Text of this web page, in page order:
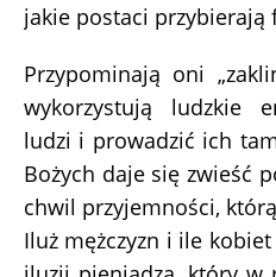
jakie postaci przybierają
Przypominają oni
wykorzystują ludzkie
ludzi i prowadzić ich
Bożych daje się zwieść
chwil przyjemności,
Iluż mężczyzn i ile